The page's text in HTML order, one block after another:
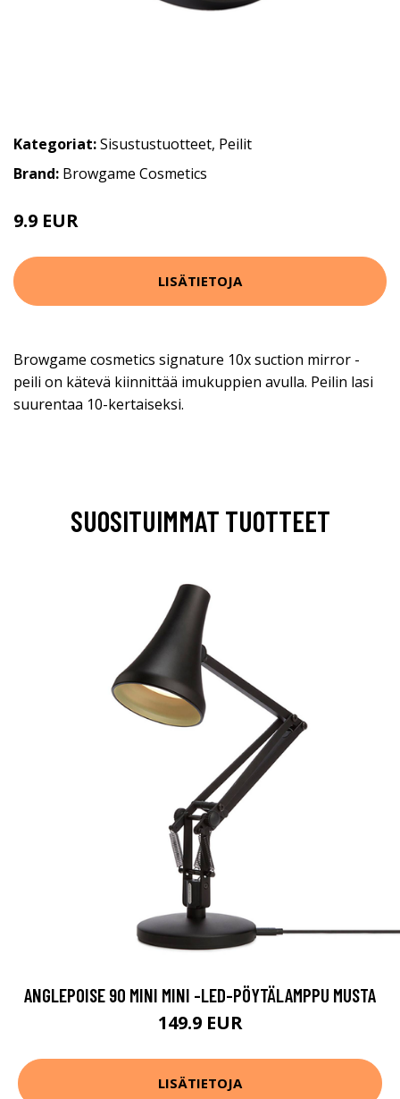
Kategoriat:Sisustustuotteet, Peilit
Brand: Browgame Cosmetics
9.9 EUR
LISÄTIETOJA
Browgame cosmetics signature 10x suction mirror -
peili on kätevä kiinnittää imukuppien avulla. Peilin lasi
suurentaa 10-kertaiseksi.
SUOSITUIMMAT TUOTTEET
ANGLEPOISE 90 MINI MINI -LED-PÖYTÄLAMPPU MUSTA
149.9 EUR
LISÄTIETOJA